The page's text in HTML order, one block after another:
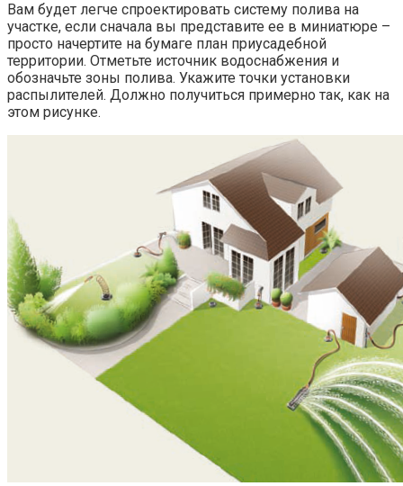
Вам будет легче спроектировать систему полива на
участке, если сначала вы представите ее в миниатюре –
просто начертите на бумаге план приусадебной
территории. Отметьте источник водоснабжения и
обозначьте зоны полива. Укажите точки установки
распылителей. Должно получиться примерно так, как на
этом рисунке.